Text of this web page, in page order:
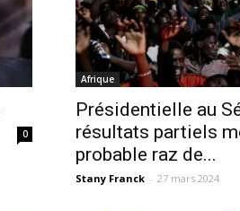
0
Afrique
Présidentielle au
résultats partiels
probable raz de...
Stany Franck - 27 mars 2024